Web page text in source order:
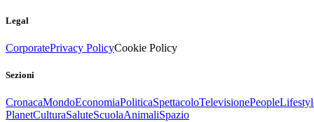
Legal
CorporatePrivacy PolicyCookie Policy
Sezioni
CronacaMondoEconomiaPoliticaSpettacoloTelevisionePeople
PlanetCulturaSaluteScuolaAnimaliSpazio